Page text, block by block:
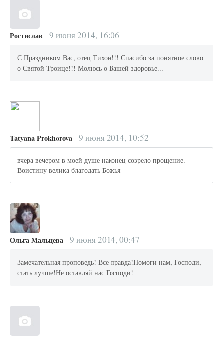
Ростислав 9 июня 2014, 16:06
С Праздником Вас, отец Тихон!!! Спасибо за понятное слово
о Святой Троице!!! Молюсь о Вашей здоровье...
Tatyana Prokhorova 9 июня 2014, 10:52
вчера вечером в моей душе наконец созрело прощение.
Воистину велика благодать Божья
Ольга Мальцева 9 июня 2014, 00:47
Замечательная проповедь! Все правда!Помоги нам, Господи,
стать лучше!Не оставляй нас Господи!